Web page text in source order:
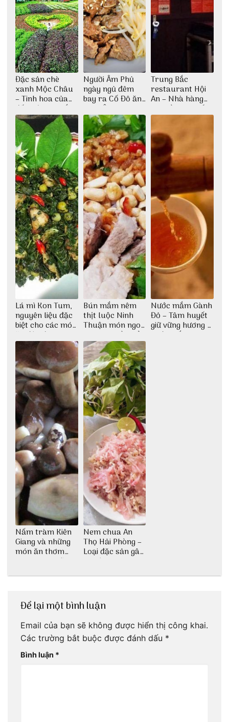
Đặc sản chè
xanh Mộc Châu
– Tinh hoa của
đất trời Tây Bắc
Người Âm Phủ
ngày ngủ đêm
bay ra Cố Đô ăn
Cơm Âm Phủ
Huế
Trung Bắc
restaurant Hội
An – Nhà hàng
cao lầu có thiết
kế vô cùng ấn
tượng giữa lòng
phố Hội
Lá mì Kon Tum,
nguyên liệu đặc
biệt cho các món
ăn độc đáo
Bún mắm nêm
thịt luộc Ninh
Thuận món ngon
dân dã miền biển
Nước mắm Gành
Đỏ – Tâm huyết
giữ vững hương vị
nước mắm sau
Nấm tràm Kiên
Giang và những
món ăn thơm
ngon khó cưỡng
Nem chua An
Thọ Hải Phòng –
Loại đặc sản gây
nghiện
Để lại một bình luận
Email của bạn sẽ không được hiển thị công khai.
Các trường bắt buộc được đánh dấu *
Bình luận *